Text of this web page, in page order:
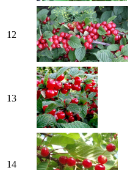
12
13
14